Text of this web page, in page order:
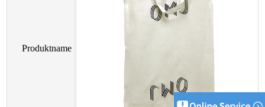
Produktname